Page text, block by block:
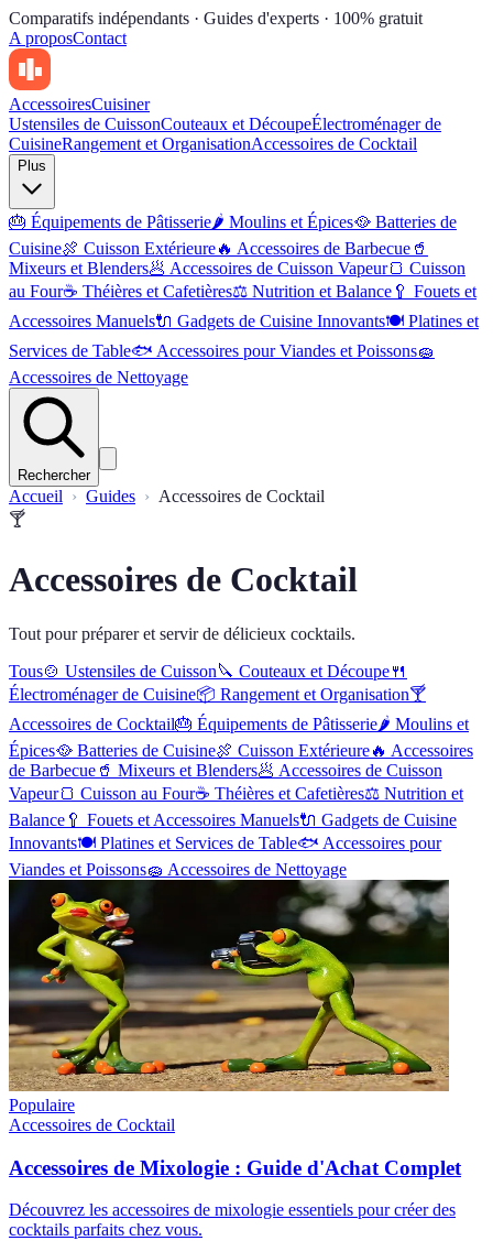
Comparatifs indépendants · Guides d'experts · 100% gratuit
A proposContact
AccessoiresCuisiner
Ustensiles de CuissonCouteaux et DécoupeÉlectroménager de
CuisineRangement et OrganisationAccessoires de Cocktail
Plus
🎂 Équipements de Pâtisserie🌶 Moulins et Épices🥘 Batteries de
Cuisine🍖 Cuisson Extérieure🔥 Accessoires de Barbecue 🥤
Mixeurs et Blenders🥟 Accessoires de Cuisson Vapeur🍞 Cuisson
au Four☕ Théières et Cafetières⚖️ Nutrition et Balance 🥄 Fouets et
Accessoires Manuels🔌 Gadgets de Cuisine Innovants🍽 Platines et
Services de Table🐟 Accessoires pour Viandes et Poissons🧽
Accessoires de Nettoyage
Rechercher
Accueil Guides
Accessoires de Cocktail
🍸
Accessoires de Cocktail
Tout pour préparer et servir de délicieux cocktails.
Tous🍲 Ustensiles de Cuisson🔪 Couteaux et Découpe🍴
Électroménager de Cuisine📦 Rangement et Organisation🍸
Accessoires de Cocktail🎂 Équipements de Pâtisserie🌶 Moulins et
Épices🥘 Batteries de Cuisine🍖 Cuisson Extérieure🔥 Accessoires
de Barbecue 🥤 Mixeurs et Blenders🥟 Accessoires de Cuisson
Vapeur🍞 Cuisson au Four☕ Théières et Cafetières⚖️ Nutrition et
Balance 🥄 Fouets et Accessoires Manuels🔌 Gadgets de Cuisine
Innovants🍽 Platines et Services de Table🐟 Accessoires pour
Viandes et Poissons🧽 Accessoires de Nettoyage
Populaire
Accessoires de Cocktail
Accessoires de Mixologie : Guide d'Achat Complet
Découvrez les accessoires de mixologie essentiels pour créer des
cocktails parfaits chez vous.